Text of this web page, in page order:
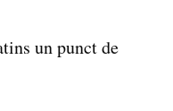
un punct de